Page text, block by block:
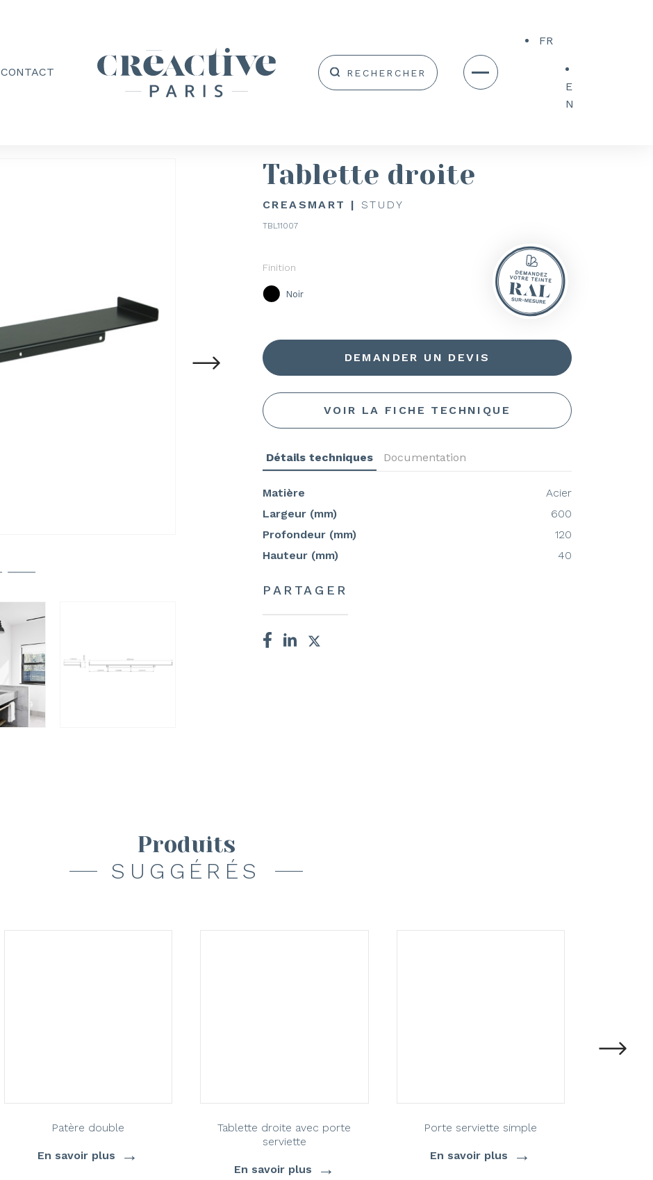
CONTACT
FR
E
N
Tablette droite
CREASMART | STUDY
TBL11007
Finition
Noir
DEMANDER UN DEVIS
VOIR LA FICHE TECHNIQUE
Détails techniques Documentation
Matière
Acier
Largeur (mm)
600
Profondeur (mm)
120
Hauteur (mm)
40
PARTAGER
Produits
SUGGÉRÉS
Patère double
En savoir plus →
Tablette droite avec porte
serviette
En savoir plus →
Porte serviette simple
En savoir plus →